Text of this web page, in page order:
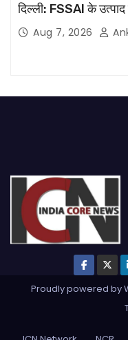
दिल्ली: FSSAI के
Aug 7, 2026
Proudly powered by